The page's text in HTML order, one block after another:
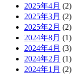
2025年4月 (2)
2025年3月 (2)
2025年2月 (2)
2024年8月 (1)
2024年4月 (3)
2024年2月 (1)
2024年1月 (2)